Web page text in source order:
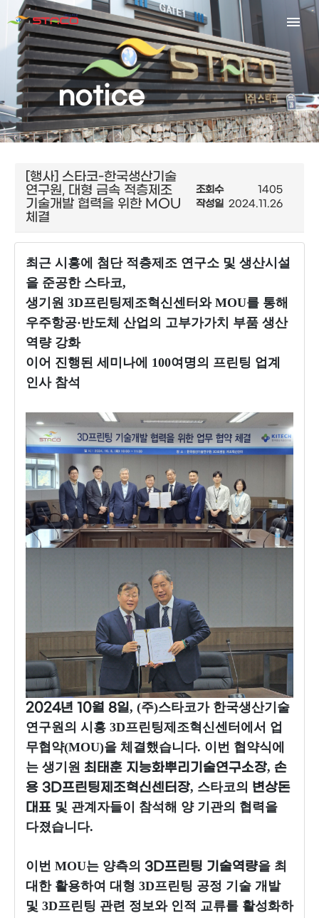
notice
[행사] 스타코-한국생산기술
연구원, 대형 금속 적층제조
기술개발 협력을 위한 MOU
체결
조회수
1405
작성일 2024.11.26
최근 시흥에 첨단 적층제조 연구소 및 생산시설
을 준공한 스타코,
생기원 3D프린팅제조혁신센터와 MOU를 통해
우주항공·반도체 산업의 고부가가치 부품 생산
역량 강화
이어 진행된 세미나에 100여명의 프린팅 업계
인사 참석
2024년 10월 8일, (주)스타코가 한국생산기술
연구원의 시흥 3D프린팅제조혁신센터에서 업
무협약(MOU)을 체결했습니다. 이번 협약식에
는 생기원 최태훈 지능화뿌리기술연구소장, 손
용 3D프린팅제조혁신센터장, 스타코의 변상돈
대표 및 관계자들이 참석해 양 기관의 협력을
다졌습니다.
이번 MOU는 양측의 3D프린팅 기술역량을 최
대한 활용하여 대형 3D프린팅 공정 기술 개발
및 3D프린팅 관련 정보와 인적 교류를 활성화하